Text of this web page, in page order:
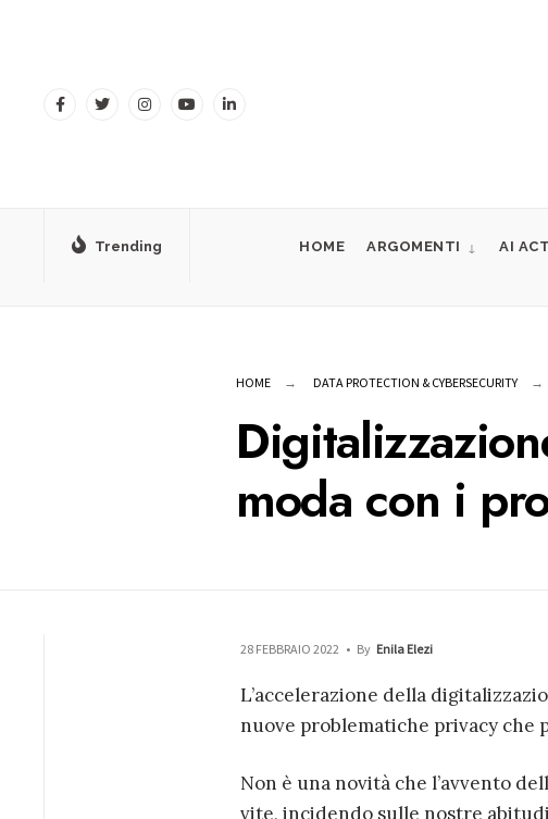
Trending HOME ARGOMENTI AI ACT
HOME DATA PROTECTION & CYBERSECURITY
moda con i
28 FEBBRAIO 2022 • By Enila Elezi
L’accelerazione della
nuove problematiche privacy che
Non è una novità che l’avvento
vite, incidendo sulle nostre